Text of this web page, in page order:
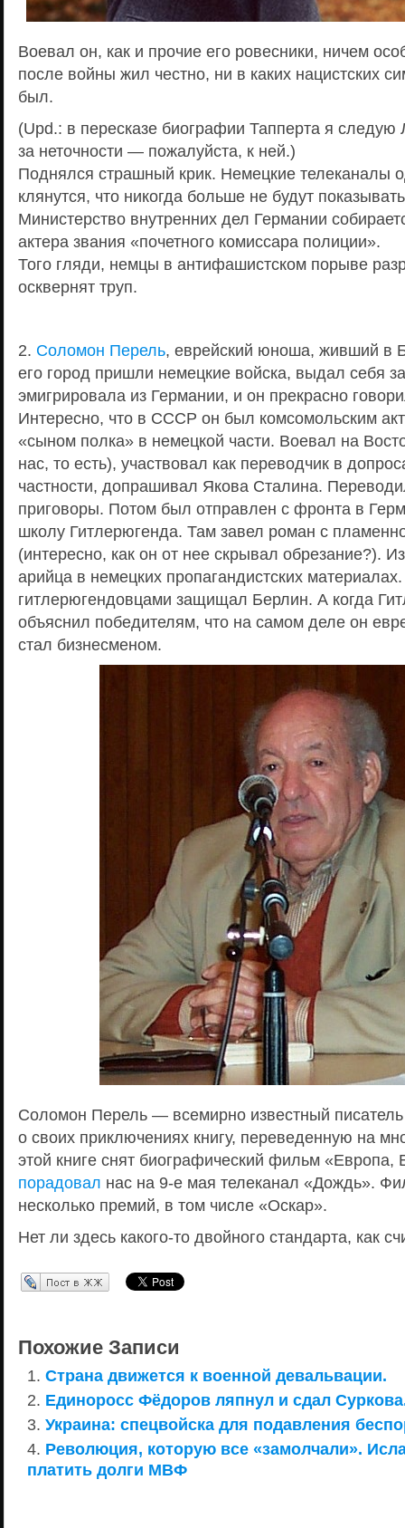
Воевал он, как и прочие его ровесники, ничем
после войны жил честно, ни в каких нацистских
был.
(Upd.: в пересказе биографии Тапперта я следую
за неточности — пожалуйста, к ней.)
Поднялся страшный крик. Немецкие телеканалы
клянутся, что никогда больше не будут
Министерство внутренних дел Германии
актера звания «почетного комиссара полиции».
Того гляди, немцы в антифашистском порыве
осквернят труп.
2. Соломон Перель, еврейский юноша, живший в
его город пришли немецкие войска, выдал себя
эмигрировала из Германии, и он прекрасно
Интересно, что в СССР он был комсомольским
«сыном полка» в немецкой части. Воевал на
нас, то есть), участвовал как переводчик в
частности, допрашивал Якова Сталина.
приговоры. Потом был отправлен с фронта в
школу Гитлерюгенда. Там завел роман с
(интересно, как он от нее скрывал обрезание?).
арийца в немецких пропагандистских
гитлерюгендовцами защищал Берлин. А когда
объяснил победителям, что на самом деле он
стал бизнесменом.
Соломон Перель — всемирно известный
о своих приключениях книгу, переведенную на
этой книге снят биографический фильм «Европа,
порадовал нас на 9-е мая телеканал «Дождь».
несколько премий, в том числе «Оскар».
Нет ли здесь какого-то двойного стандарта, как
Перепост в ЖЖ
Похожие Записи
Страна движется к военной девальвации.
Единоросс Фёдоров ляпнул и сдал
Украина: спецвойска для подавления
Революция, которую все «замолчали».
платить долги МВФ